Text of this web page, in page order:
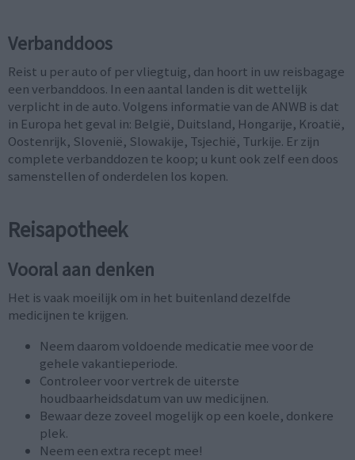
Verbanddoos
Reist u per auto of per vliegtuig, dan hoort in uw reisbagage
een verbanddoos. In een aantal landen is dit wettelijk
verplicht in de auto. Volgens informatie van de ANWB is dat
in Europa het geval in: België, Duitsland, Hongarije, Kroatië,
Oostenrijk, Slovenië, Slowakije, Tsjechië, Turkije. Er zijn
complete verbanddozen te koop; u kunt ook zelf een doos
samenstellen of onderdelen los kopen.
Reisapotheek
Vooral aan denken
Het is vaak moeilijk om in het buitenland dezelfde
medicijnen te krijgen.
Neem daarom voldoende medicatie mee voor de
gehele vakantieperiode.
Controleer voor vertrek de uiterste
houdbaarheidsdatum van uw medicijnen.
Bewaar deze zoveel mogelijk op een koele, donkere
plek.
Neem een extra recept mee!